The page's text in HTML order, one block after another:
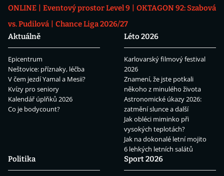
ONLINE
Eventový prostor Level 9
OKTAGON 92: Szabová
vs. Pudilová
Chance Liga 2026/27
Aktuálně
Epicentrum
Neštovice: příznaky, léčba
V čem jezdí Yamal a Mesii?
Kvízy pro seniory
Kalendář úplňků 2026
Co je bodycount?
Léto 2026
Karlovarský filmový festival
2026
Znamení, že jste potkali
někoho z minulého života
Astronomické úkazy 2026:
zatmění slunce a další
Jak obléci miminko při
vysokých teplotách?
Jak na dokonalé letní mojito
6 lehkých letních salátů
Politika
Sport 2026